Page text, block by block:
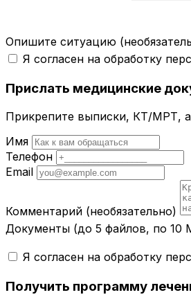
Опишите ситуацию
Я согласен на обработку
Прислать медицинские
Прикрепите выписки, КТ/МРТ,
Имя
Телефон
Email
Комментарий (необязательно)
Документы (до 5 файлов, по 10
Я согласен на обработку
Получить программу